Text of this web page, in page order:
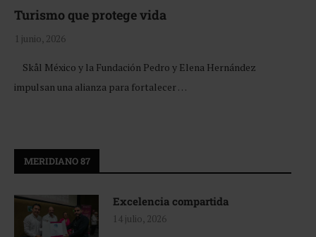
Turismo que protege vida
1 junio, 2026
Skål México y la Fundación Pedro y Elena Hernández
impulsan una alianza para fortalecer …
MERIDIANO 87
Excelencia compartida
14 julio, 2026